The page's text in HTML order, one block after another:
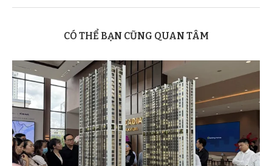
CÓ THỂ BẠN CŨNG QUAN TÂM